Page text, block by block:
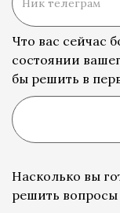
Что вас сейчас
состоянии
бы решить в
Насколько вы
решить вопросы